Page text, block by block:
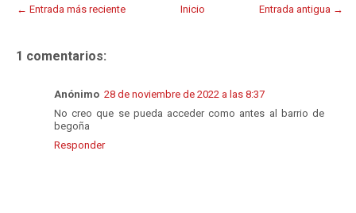
← Entrada más reciente Entrada antigua →
Inicio
1 comentarios:
Anónimo 28 de noviembre de 2022 a las 8:37
No creo que se pueda acceder como antes al barrio de
begoña
Responder